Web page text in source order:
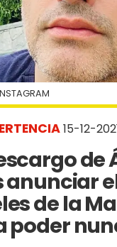
15-12-
de
anunciar
de la
poder